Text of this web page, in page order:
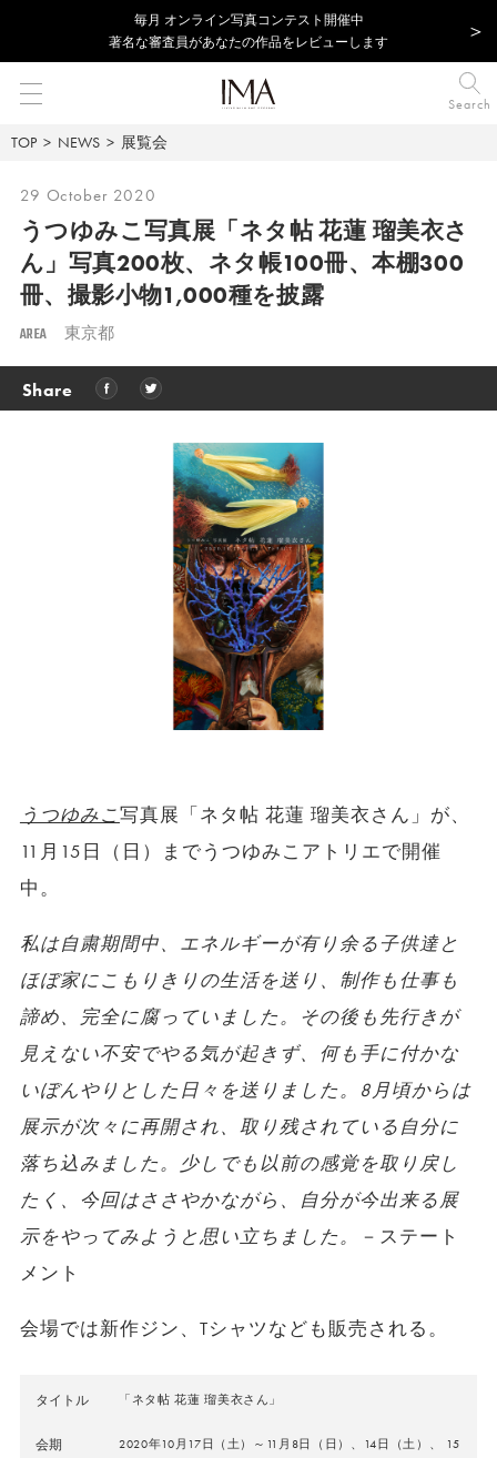
毎⽉ オンライン写真コンテスト開催中
著名な審査員があなたの作品をレビューします
Search
TOP NEWS 展覧会
29 October 2020
うつゆみこ写真展「ネタ帖 花蓮 瑠美衣さ
ん」 写真200枚、ネタ帳100冊、本棚300
冊、撮影小物1,000種を披露
AREA 東京都
Share
うつゆみこ写真展「ネタ帖 花蓮 瑠美衣さん」が、
11月15日（日）までうつゆみこアトリエで開催
中。
私は自粛期間中、エネルギーが有り余る子供達と
ほぼ家にこもりきりの生活を送り、制作も仕事も
諦め、完全に腐っていました。その後も先行きが
見えない不安でやる気が起きず、何も手に付かな
いぼんやりとした日々を送りました。8月頃からは
展示が次々に再開され、取り残されている自分に
落ち込みました。少しでも以前の感覚を取り戻し
たく、今回はささやかながら、自分が今出来る展
示をやってみようと思い立ちました。
－ステート
メント
会場では新作ジン、Tシャツなども販売される。
タイトル 「ネタ帖 花蓮 瑠美衣さん」
会期
2020年10月17日（土）～11月8日（日）、14日（土）、 15